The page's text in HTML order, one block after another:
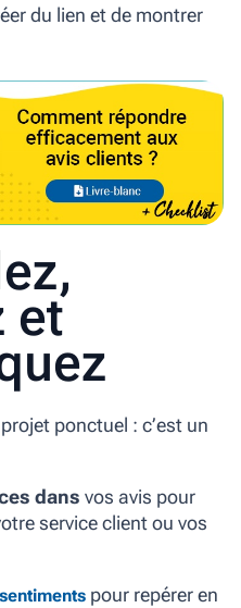
du lien et de montrer
et
ponctuel : c’est un
dans vos avis pour
service client ou vos
pour repérer en